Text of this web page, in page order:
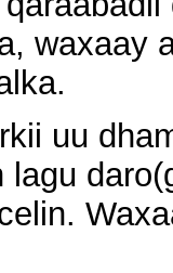
waxaay
uu